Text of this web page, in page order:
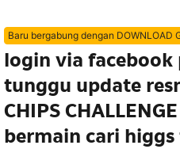
Baru bergabung dengan DOWNLOAD
login via facebook
tunggu update
CHIPS
bermain cari